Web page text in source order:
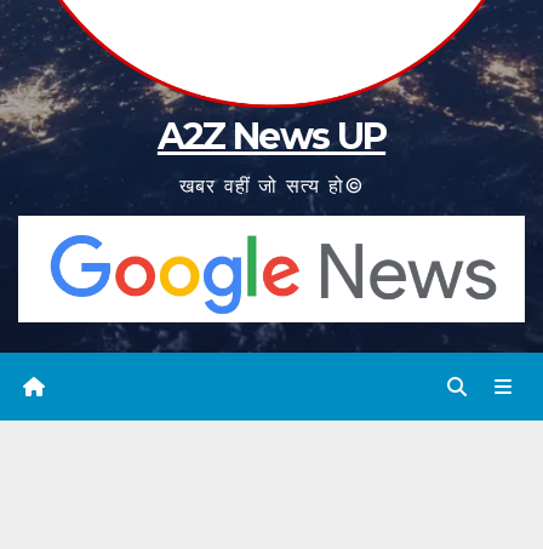
A2Z News UP
खबर वहीं जो सत्य हो©